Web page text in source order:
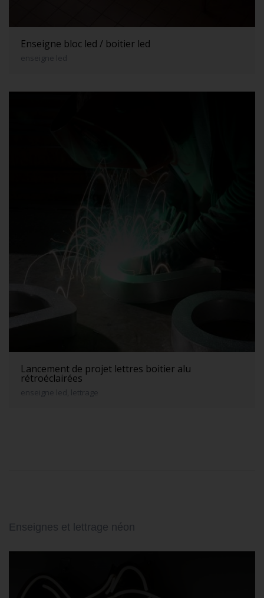
Enseigne bloc led / boitier led
enseigne led
Lancement de projet lettres boitier alu
rétroéclairées
enseigne led, lettrage
Enseignes et lettrage néon